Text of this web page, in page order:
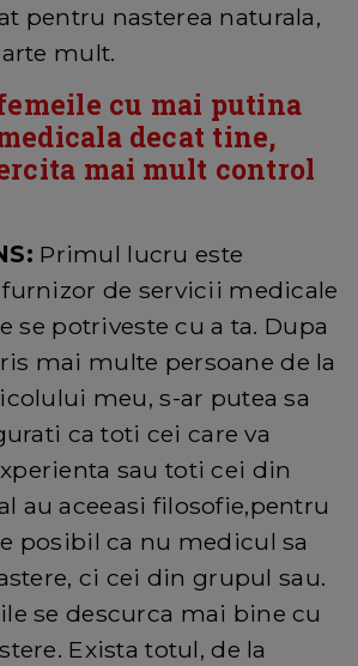
pentru nasterea naturala,
mult.
cu mai putina
decat tine,
mai mult control
Primul lucru este
de servicii medicale
se potriveste cu a ta. Dupa
mai multe persoane de la
meu, s-ar putea sa
ca toti cei care va
sau toti cei din
au aceeasi filosofie,pentru
posibil ca nu medicul sa
ci cei din grupul sau.
se descurca mai bine cu
Exista totul, de la